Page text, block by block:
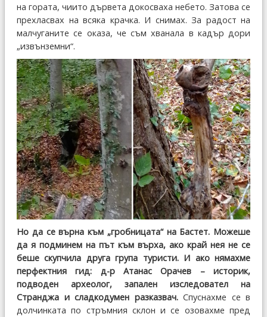
на гората, чиито дървета докосваха небето. Затова се
прехласвах на всяка крачка. И снимах. За радост на
малчуганите се оказа, че съм хванала в кадър дори
„извънземни“.
Но да се върна към „гробницата“ на Бастет. Можеше
да я подминем на път към върха, ако край нея не се
беше скупчила друга група туристи. И ако нямахме
перфектния гид: д-р Атанас Орачев – историк,
подводен археолог, запален изследовател на
Странджа и сладкодумен разказвач.Спуснахме се в
долчинката по стръмния склон и се озовахме пред